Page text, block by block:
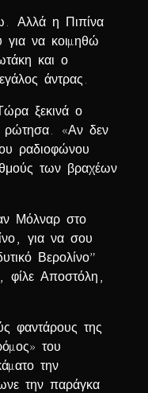
Αλλά η Πιπίνα
να κοιµηθώ
και ο
άντρας.
ξεκινά ο
ρώτησα. «Αν δεν
ραδιοφώνου
των βραχέων
Μόλναρ στο
για να σου
Βερολίνο”
φίλε Αποστόλη,
φαντάρους της
του
την
την παράγκα